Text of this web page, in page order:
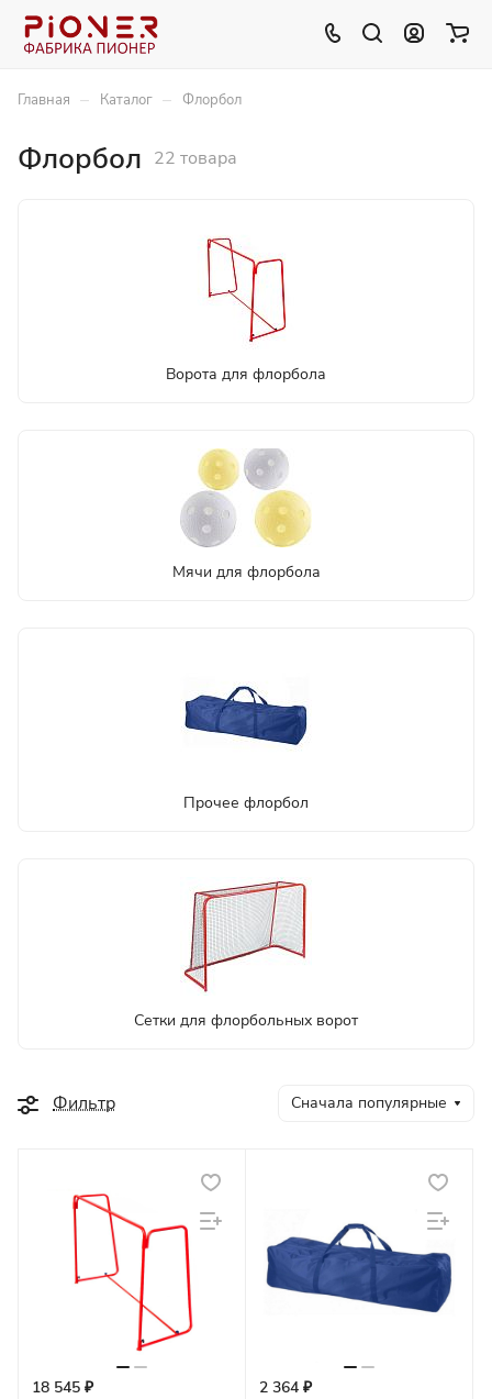
Главная – Каталог – Флорбол
Флорбол 22 товара
Ворота для флорбола
Мячи для флорбола
Прочее флорбол
Сетки для флорбольных ворот
Фильтр Сначала популярные
18 545 ₽
2 364 ₽